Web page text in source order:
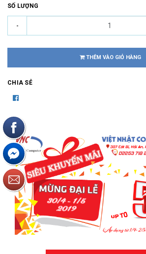
SỐ LƯỢNG
-
THÊM VÀO GIỎ HÀNG
CHIA SẺ